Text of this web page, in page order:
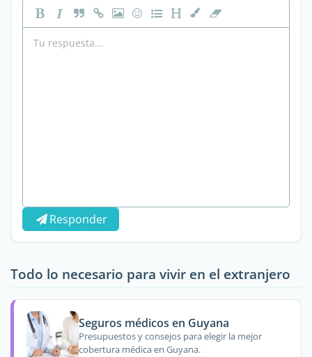
Responder
Todo lo necesario para vivir en el extranjero
Seguros médicos en Guyana
Presupuestos y consejos para elegir la mejor
cobertura médica en Guyana.